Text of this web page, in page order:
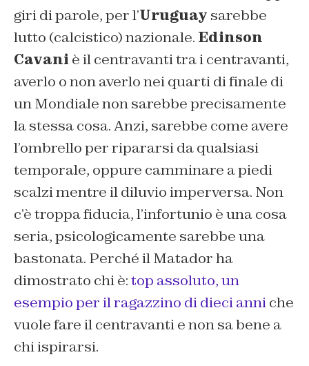
giri di parole, per l’Uruguay sarebbe
lutto (calcistico) nazionale. Edinson
Cavani è il centravanti tra i centravanti,
averlo o non averlo nei quarti di finale di
un Mondiale non sarebbe precisamente
la stessa cosa. Anzi, sarebbe come avere
l’ombrello per ripararsi da qualsiasi
temporale, oppure camminare a piedi
scalzi mentre il diluvio imperversa. Non
c’è troppa fiducia, l’infortunio è una cosa
seria, psicologicamente sarebbe una
bastonata. Perché il Matador ha
dimostrato chi è:top assoluto, un
esempio per il ragazzino di dieci anniche
vuole fare il centravanti e non sa bene a
chi ispirarsi.